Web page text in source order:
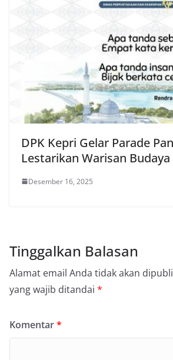
DPK Kepri Gelar Parade
Lestarikan Warisan Budaya
Desember 16, 2025
Tinggalkan Balasan
Alamat email Anda tidak akan
yang wajib ditandai *
Komentar*